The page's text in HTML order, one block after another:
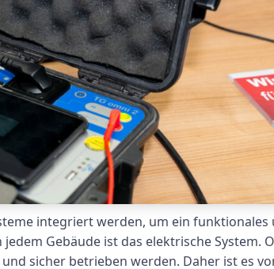
integriert werden, um ein funktionales
Gebäude ist das elektrische System.
sicher betrieben werden. Daher ist es